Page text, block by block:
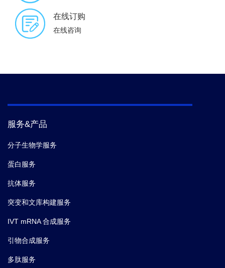
在线订购
在线咨询
服务&产品
分子生物学服务
蛋白服务
抗体服务
突变和文库构建服务
IVT mRNA 合成服务
引物合成服务
多肽服务